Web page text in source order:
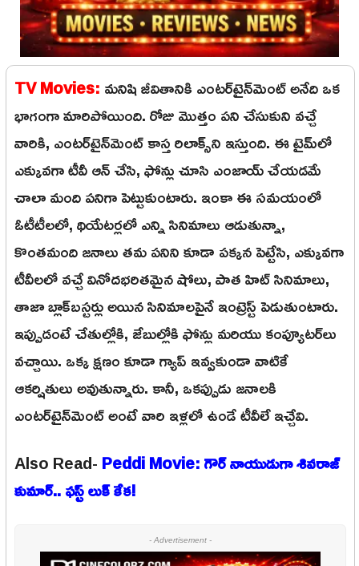
TV Movies:మనిషి జీవితానికి ఎంటర్‌టైన్‌మెంట్ అనేది ఒక
భాగంగా మారిపోయింది. రోజు మొత్తం పని చేసుకుని వచ్చే
వారికి, ఎంటర్‌టైన్‌మెంట్ కాస్త రిలాక్స్‌ని ఇస్తుంది. ఈ టైమ్‌లో
ఎక్కువగా టీవీ ఆన్ చేసి, ఫోన్లు చూసి ఎంజాయ్ చేయడమే
చాలా మంది పనిగా పెట్టుకుంటారు. ఇంకా ఈ సమయంలో
ఓటీటీలలో, థియేటర్లలో ఎన్ని సినిమాలు ఆడుతున్నా,
కొంతమంది జనాలు తమ పనిని కూడా పక్కన పెట్టేసి, ఎక్కువగా
టీవీలలో వచ్చే వినోదభరితమైన షోలు, పాత హిట్ సినిమాలు,
తాజా బ్లాక్‌బస్టర్లు అయిన సినిమాలపైనే ఇంట్రెస్ట్ పెడుతుంటారు.
ఇప్పుడంటే చేతుల్లోకి, జేబుల్లోకి ఫోన్లు మరియు కంప్యూటర్‌లు
వచ్చాయి. ఒక్క క్షణం కూడా గ్యాప్ ఇవ్వకుండా వాటికే
ఆకర్షితులు అవుతున్నారు. కానీ, ఒకప్పుడు జనాలకి
ఎంటర్‌టైన్‌మెంట్ అంటే వారి ఇళ్లలో ఉండే టీవీలే ఇచ్చేవి.
Also Read-Peddi Movie: గౌర్ నాయుడుగా శివరాజ్
కుమార్.. ఫస్ట్ లుక్ కేక!
- Advertisement -